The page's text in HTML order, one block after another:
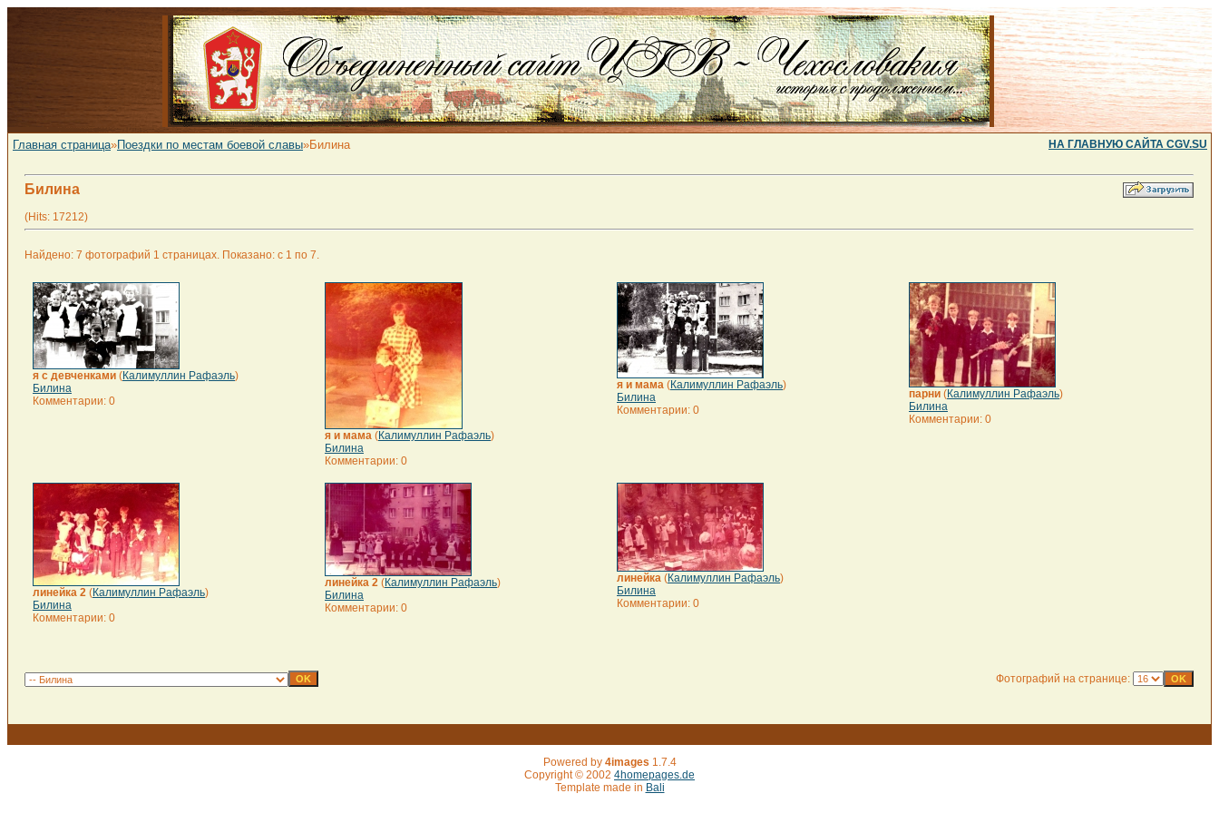
Главная страница»Поездки по местам боевой славы»Билина НА ГЛАВНУЮ САЙТА CGV.SU
Билина
(Hits: 17212)
Найдено: 7 фотографий 1 страницах. Показано: с 1 по 7.
я с девченками (Калимуллин Рафаэль)
Билина
Комментарии: 0
я и мама (Калимуллин Рафаэль)
Билина
Комментарии: 0
я и мама (Калимуллин Рафаэль)
Билина
Комментарии: 0
парни (Калимуллин Рафаэль)
Билина
Комментарии: 0
линейка 2 (Калимуллин Рафаэль)
Билина
Комментарии: 0
линейка 2 (Калимуллин Рафаэль)
Билина
Комментарии: 0
линейка (Калимуллин Рафаэль)
Билина
Комментарии: 0
Фотографий на странице:
Powered by 4images 1.7.4
Copyright © 2002 4homepages.de
Template made in Bali